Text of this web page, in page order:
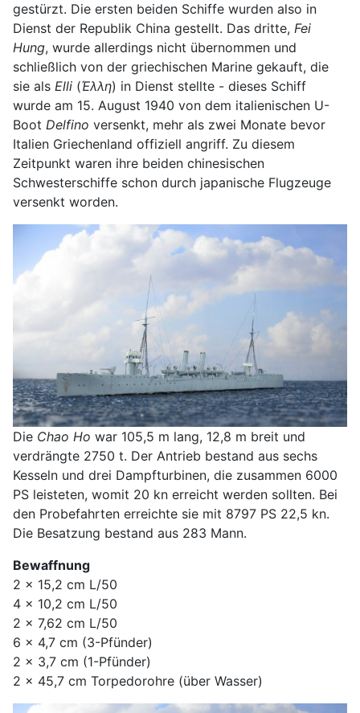
gestürzt. Die ersten beiden Schiffe wurden also in
Dienst der Republik China gestellt. Das dritte, Fei
Hung, wurde allerdings nicht übernommen und
schließlich von der griechischen Marine gekauft, die
sie als Elli (Έλλη) in Dienst stellte - dieses Schiff
wurde am 15. August 1940 von dem italienischen U-
Boot Delfino versenkt, mehr als zwei Monate bevor
Italien Griechenland offiziell angriff. Zu diesem
Zeitpunkt waren ihre beiden chinesischen
Schwesterschiffe schon durch japanische Flugzeuge
versenkt worden.
Die Chao Ho war 105,5 m lang, 12,8 m breit und
verdrängte 2750 t. Der Antrieb bestand aus sechs
Kesseln und drei Dampfturbinen, die zusammen 6000
PS leisteten, womit 20 kn erreicht werden sollten. Bei
den Probefahrten erreichte sie mit 8797 PS 22,5 kn.
Die Besatzung bestand aus 283 Mann.
Bewaffnung
2 x 15,2 cm L/50
4 x 10,2 cm L/50
2 x 7,62 cm L/50
6 x 4,7 cm (3-Pfünder)
2 x 3,7 cm (1-Pfünder)
2 x 45,7 cm Torpedorohre (über Wasser)